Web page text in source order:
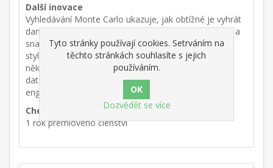
Další inovace
Vyhledávání Monte Carlo ukazuje, jak obtížné je vyhrát
danou pozici, a poskytuje typické cesty figur - Rychlé a
snadné vyhledávání duplikátů - Profil Elo ve zprávě o
stylu - Okamžitá analýza partie probíhá paralelně na
několika procesorech - Nové volitelné symboly
databáze - Nové řízení enginu - Rychlejší vzdálený
engine s prémiovým účtem a mnohem více!
ChessBase 26 Single Program
1 rok prémiového členství
Tyto stránky používají cookies. Setrváním na
těchto stránkách souhlasíte s jejich
používáním.
Dozvědět se více